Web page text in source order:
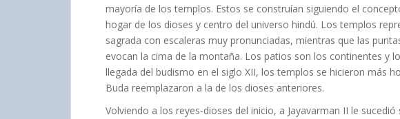
mayoría de los templos. Estos se construían siguiendo el
hogar de los dioses y centro del universo hindú. Los templos
sagrada con escaleras muy pronunciadas, mientras que las
evocan la cima de la montaña. Los patios son los continentes y
llegada del budismo en el siglo XII, los templos se hicieron más
Buda reemplazaron a la de los dioses anteriores.
Volviendo a los reyes-dioses del inicio, a Jayavarman II le